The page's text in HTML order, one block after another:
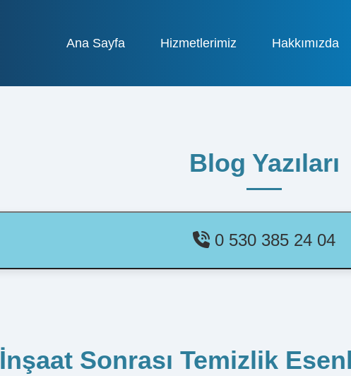
Ana Sayfa Hizmetlerimiz Hakkımızda
Blog Yazıları
0 530 385 24 04
İnşaat Sonrası Temizlik